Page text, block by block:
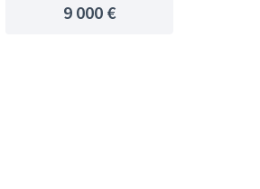
9 000 €